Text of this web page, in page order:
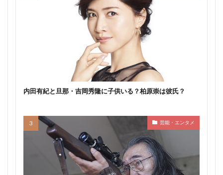
内田有紀と旦那・吉岡秀隆に子供いる？柏原崇は彼氏？
芸能・エンタメ